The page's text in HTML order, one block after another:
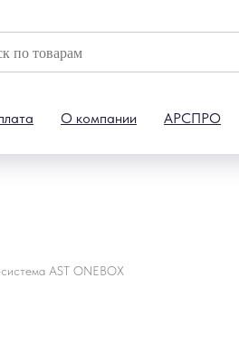
О компании АРСПРО
AST ONEBOX